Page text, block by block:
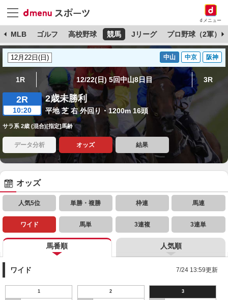
dメニュー
MLB ゴルフ 高校野球 競馬 Jリーグ プロ野球（2軍）
中山 中京 阪神
1R 12/22(日) 5回中山8日目 3R
2R
10:20
2歳未勝利
平地 芝 右 外回り・1200m 16頭
サラ系 2歳 (混合)[指定]馬齢
データ分析 オッズ 結果
オッズ
人気5位 単勝・複勝 枠連 馬連
ワイド 馬単 3連複 3連単
馬番順 人気順
ワイド 7/24 13:59更新
1 2 3